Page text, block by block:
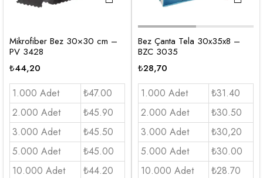
Mikrofiber Bez 30×30 cm –
PV 3428
₺44,20
1.000 Adet
₺47.00
2.000 Adet
₺45.90
3.000 Adet
₺45.50
5.000 Adet
₺45.00
10.000 Adet
₺44.20
Bez Çanta Tela 30x35x8 –
BZC 3035
₺28,70
1.000 Adet
₺31.40
2.000 Adet
₺30.50
3.000 Adet
₺30,20
5.000 Adet
₺30.00
10.000 Adet
₺28.70